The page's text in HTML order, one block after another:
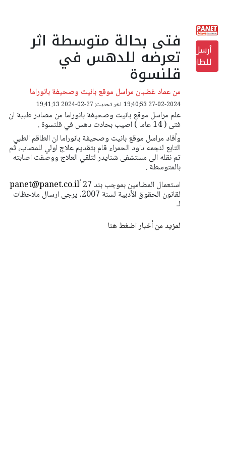
أرسل
للطابعة
فتى بحالة متوسطة اثر
تعرضه للدهس في
قلنسوة
من عماد غضبان مراسل موقع بانيت وصحيفة بانوراما
27-02-2024 19:40:53 اخر تحديث: 27-02-2024 19:41:13
علم مراسل موقع بانيت وصحيفة بانوراما من مصادر طبية ان
فتى ( 14 عاما ) اصيب بحادث دهس في قلنسوة .
وأفاد مراسل موقع بانيت وصحيفة بانوراما ان الطاقم الطبي
التابع لنجمه داود الحمراء قام بتقديم علاج اولي للمصاب، ثم
تم نقله الى مستشفى شنايدر لتلقي العلاج ووصفت اصابته
بالمتوسطة .
panet@panet.co.ilاستعمال المضامين بموجب بند 27 أ
لقانون الحقوق الأدبية لسنة 2007، يرجى ارسال ملاحظات
لـ
لمزيد من أخبار اضغط هنا